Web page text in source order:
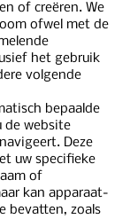
of creëren. We
ofwel met de
het gebruik
volgende
bepaalde
de website
Deze
uw specifieke
of
kan apparaat-
bevatten, zoals